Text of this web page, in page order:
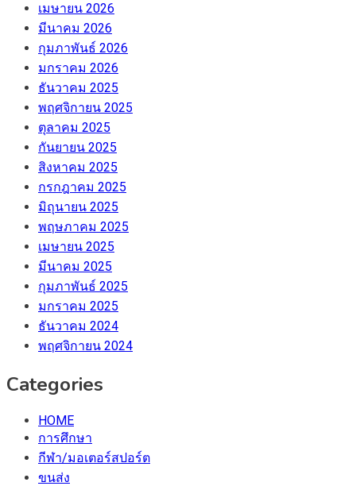
เมษายน 2026
มีนาคม 2026
กุมภาพันธ์ 2026
มกราคม 2026
ธันวาคม 2025
พฤศจิกายน 2025
ตุลาคม 2025
กันยายน 2025
สิงหาคม 2025
กรกฎาคม 2025
มิถุนายน 2025
พฤษภาคม 2025
เมษายน 2025
มีนาคม 2025
กุมภาพันธ์ 2025
มกราคม 2025
ธันวาคม 2024
พฤศจิกายน 2024
Categories
HOME
การศึกษา
กีฬา/มอเตอร์สปอร์ต
ขนส่ง